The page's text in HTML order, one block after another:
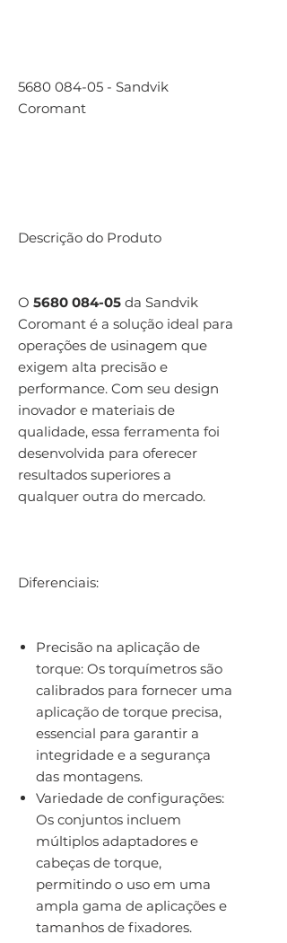
5680 084-05 - Sandvik
Coromant
Descrição do Produto
O 5680 084-05 da Sandvik
Coromant é a solução ideal para
operações de usinagem que
exigem alta precisão e
performance. Com seu design
inovador e materiais de
qualidade, essa ferramenta foi
desenvolvida para oferecer
resultados superiores a
qualquer outra do mercado.
Diferenciais:
Precisão na aplicação de
torque: Os torquímetros são
calibrados para fornecer uma
aplicação de torque precisa,
essencial para garantir a
integridade e a segurança
das montagens.
Variedade de configurações:
Os conjuntos incluem
múltiplos adaptadores e
cabeças de torque,
permitindo o uso em uma
ampla gama de aplicações e
tamanhos de fixadores.